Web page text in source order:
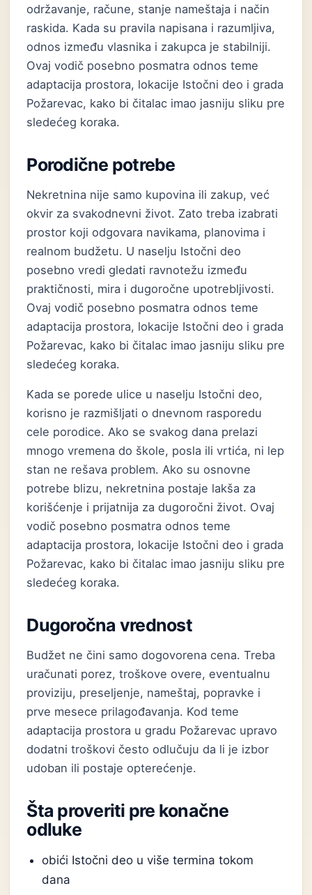
održavanje, račune, stanje nameštaja i način
raskida. Kada su pravila napisana i razumljiva,
odnos između vlasnika i zakupca je stabilniji.
Ovaj vodič posebno posmatra odnos teme
adaptacija prostora, lokacije Istočni deo i grada
Požarevac, kako bi čitalac imao jasniju sliku pre
sledećeg koraka.
Porodične potrebe
Nekretnina nije samo kupovina ili zakup, već
okvir za svakodnevni život. Zato treba izabrati
prostor koji odgovara navikama, planovima i
realnom budžetu. U naselju Istočni deo
posebno vredi gledati ravnotežu između
praktičnosti, mira i dugoročne upotrebljivosti.
Ovaj vodič posebno posmatra odnos teme
adaptacija prostora, lokacije Istočni deo i grada
Požarevac, kako bi čitalac imao jasniju sliku pre
sledećeg koraka.
Kada se porede ulice u naselju Istočni deo,
korisno je razmišljati o dnevnom rasporedu
cele porodice. Ako se svakog dana prelazi
mnogo vremena do škole, posla ili vrtića, ni lep
stan ne rešava problem. Ako su osnovne
potrebe blizu, nekretnina postaje lakša za
korišćenje i prijatnija za dugoročni život. Ovaj
vodič posebno posmatra odnos teme
adaptacija prostora, lokacije Istočni deo i grada
Požarevac, kako bi čitalac imao jasniju sliku pre
sledećeg koraka.
Dugoročna vrednost
Budžet ne čini samo dogovorena cena. Treba
uračunati porez, troškove overe, eventualnu
proviziju, preseljenje, nameštaj, popravke i
prve mesece prilagođavanja. Kod teme
adaptacija prostora u gradu Požarevac upravo
dodatni troškovi često odlučuju da li je izbor
udoban ili postaje opterećenje.
Šta proveriti pre konačne
odluke
obići Istočni deo u više termina tokom
dana